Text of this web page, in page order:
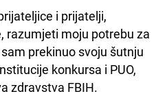
i prijatelji,
razumjeti moju potrebu za
prekinuo svoju šutnju
konkursa i PUO,
zdravstva FBIH.